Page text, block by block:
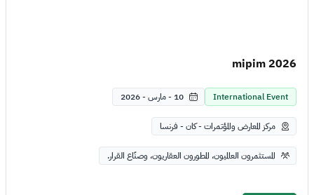
mipim 2026
International Event 10 - مارس - 2026
مركز المعارض والمؤتمرات - كان - فرنسا
المستثمرون العالميون، المطورون العقاريون، وصنّاع القرار.